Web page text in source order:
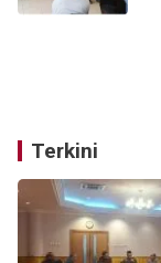
Terkini